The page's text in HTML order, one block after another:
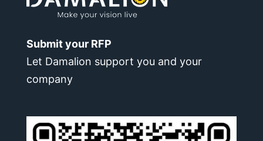
Submit your RFP
Let Damalion support you and your
company